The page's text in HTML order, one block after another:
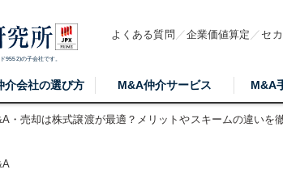
9552)の子会社です。
よくある質問 企業価値算定 セ
介会社の選び方 M&A仲介サービス M&A
・売却は株式譲渡が最適？メリットやスキームの違いを